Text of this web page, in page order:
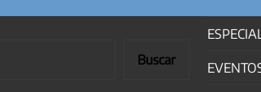
Buscar